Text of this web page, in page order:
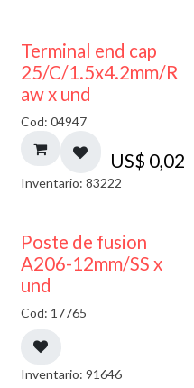
Terminal end cap
25/C/1.5x4.2mm/R
aw x und
Cod: 04947
US$ 0,02
Inventario: 83222
Poste de fusion
A206-12mm/SS x
und
Cod: 17765
Inventario: 91646